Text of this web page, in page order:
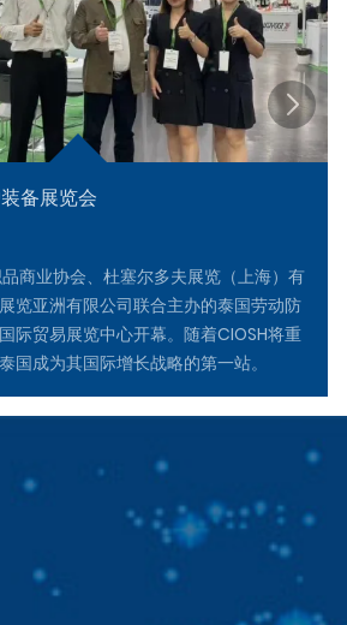
备展览会
商业协会、杜塞尔多夫展览（上海）有
览亚洲有限公司联合主办的泰国劳动防
际贸易展览中心开幕。随着CIOSH将重
国成为其国际增长战略的第一站。